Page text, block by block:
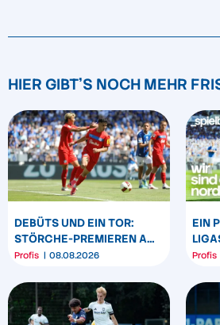
HIER GIBT'S NOCH MEHR
DEBÜTS UND EIN TOR:
STÖRCHE-PREMIEREN AM
„BÖLLE“
Profis 08.08.2026
EIN
Profis